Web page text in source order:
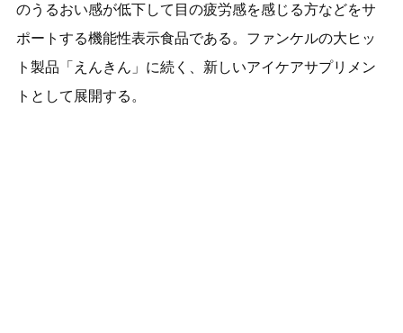
のうるおい感が低下して目の疲労感を感じる方などをサ
ポートする機能性表示食品である。ファンケルの大ヒッ
ト製品「えんきん」に続く、新しいアイケアサプリメン
トとして展開する。